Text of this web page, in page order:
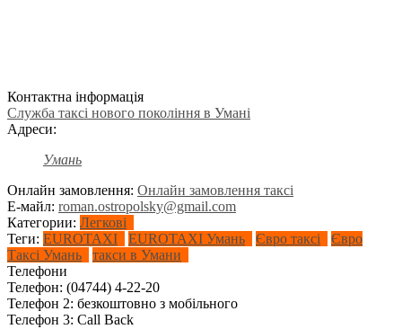
Контактна інформація
Служба таксі нового покоління в Умані
Адреси:
Умань
Онлайн замовлення: Онлайн замовлення таксі
Е-майл: roman.ostropolsky@gmail.com
Категории: Легкові
Теги: EUROTAXI EUROTAXI Умань Євро таксі
Євро
Таксі Умань
такси в Умани
Телефони
Телефон: (04744) 4-22-20
Телефон 2: безкоштовно з мобільного
Телефон 3: Call Back